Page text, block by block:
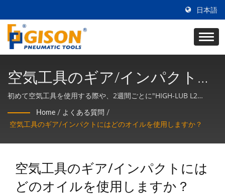
日本語
空気工具のギア/インパクトに
はどのオイルを使用します
か？
初めて空気工具を使用する際や、2週間ごとに"HIGH-LUB L2
MO"グリースを使用して空気工具のギアコンポーネントとインパ
クトコンポーネントを潤滑します。
Home / よくある質問 /
空気工具のギア/インパクトにはどのオイルを使用しますか？
空気工具のギア/インパクトには
どのオイルを使用しますか？